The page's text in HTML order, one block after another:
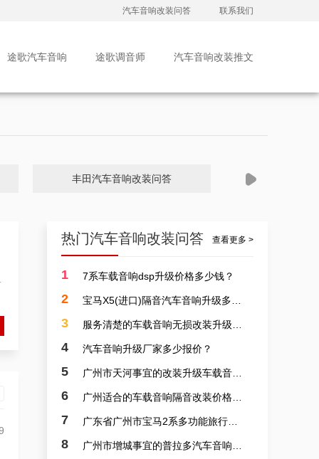
汽车音响改装问答 联系我们
途歌汽车音响 途歌调音师 汽车音响改装推文
丰田汽车音响改装问答
热门汽车音响改装问答 查看更多 >
1 7系车载音响dsp升级价格多少钱？
2
3
4 汽车音响升级厂家多少报价？
5
6
7
8
佛山汽车音响改装本田轩逸，广东佛山隔音汽车音响隔音改装升级案例